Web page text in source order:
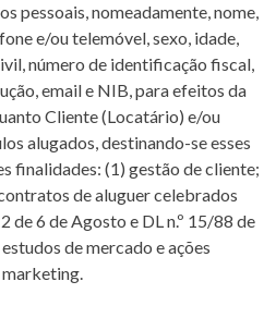
pessoais, nomeadamente, nome,
e/ou telemóvel, sexo, idade,
número de identificação fiscal,
email e NIB, para efeitos da
Cliente (Locatário) e/ou
alugados, destinando-se esses
finalidades: (1) gestão de cliente;
de aluguer celebrados
de 6 de Agosto e DL n.º 15/88 de
de mercado e ações
marketing.